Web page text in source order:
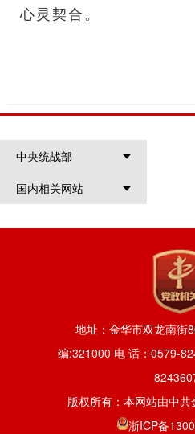
心灵契合。
中央统战部
国内相关网站
地址：金华市双龙南街
编:321000 电 话：0579-
版权所有：本网站由中
浙ICP备